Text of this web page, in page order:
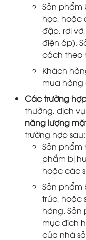
Sản phẩm
học, hoặc
đập, rơi
điện áp).
cách theo
Khách
mua hàng
Các trường
thường, dịch vụ
năng lượng
trường hợp sau:
Sản phẩm
phẩm bị
hoặc các
Sản phẩm
trúc, hoặc
hãng. Sản
mục đích
của nhà